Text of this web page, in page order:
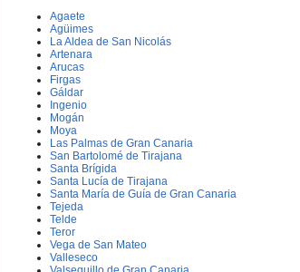
Agaete
Agüimes
La Aldea de San Nicolás
Artenara
Arucas
Firgas
Gáldar
Ingenio
Mogán
Moya
Las Palmas de Gran Canaria
San Bartolomé de Tirajana
Santa Brí­gida
Santa Lucí­a de Tirajana
Santa Marí­a de Guí­a de Gran Canaria
Tejeda
Telde
Teror
Vega de San Mateo
Valleseco